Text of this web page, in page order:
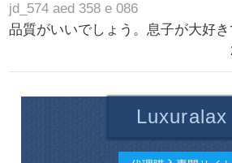
jd_574 aed 358 e 086
品質がいいでしょう。息子が大好き
Luxuralax